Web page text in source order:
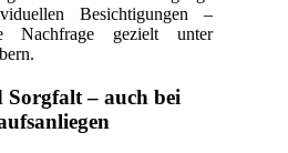
Besichtigungen –
Nachfrage gezielt unter
– auch bei